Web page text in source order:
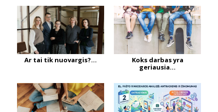
Ar tai tik nuovargis?...
Koks darbas yra
geriausia...